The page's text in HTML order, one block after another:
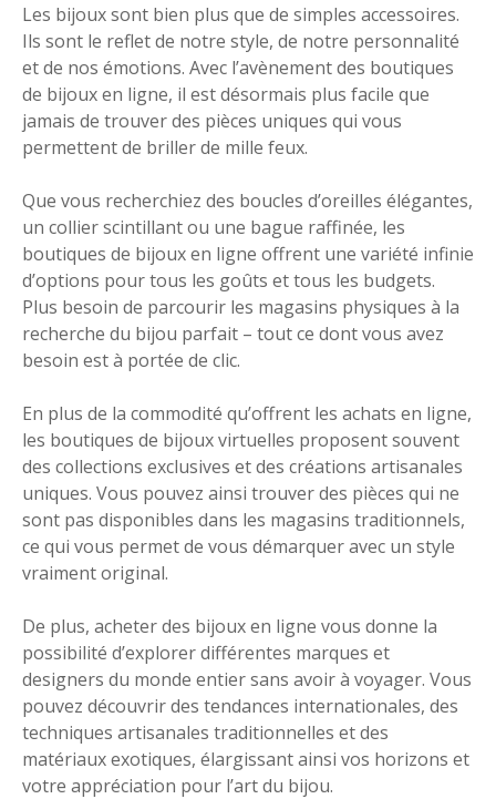
Les bijoux sont bien plus que de simples accessoires.
Ils sont le reflet de notre style, de notre personnalité
et de nos émotions. Avec l’avènement des boutiques
de bijoux en ligne, il est désormais plus facile que
jamais de trouver des pièces uniques qui vous
permettent de briller de mille feux.
Que vous recherchiez des boucles d’oreilles élégantes,
un collier scintillant ou une bague raffinée, les
boutiques de bijoux en ligne offrent une variété infinie
d’options pour tous les goûts et tous les budgets.
Plus besoin de parcourir les magasins physiques à la
recherche du bijou parfait – tout ce dont vous avez
besoin est à portée de clic.
En plus de la commodité qu’offrent les achats en ligne,
les boutiques de bijoux virtuelles proposent souvent
des collections exclusives et des créations artisanales
uniques. Vous pouvez ainsi trouver des pièces qui ne
sont pas disponibles dans les magasins traditionnels,
ce qui vous permet de vous démarquer avec un style
vraiment original.
De plus, acheter des bijoux en ligne vous donne la
possibilité d’explorer différentes marques et
designers du monde entier sans avoir à voyager. Vous
pouvez découvrir des tendances internationales, des
techniques artisanales traditionnelles et des
matériaux exotiques, élargissant ainsi vos horizons et
votre appréciation pour l’art du bijou.